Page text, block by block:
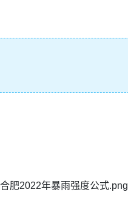
肥2022年暴雨强度公式.png